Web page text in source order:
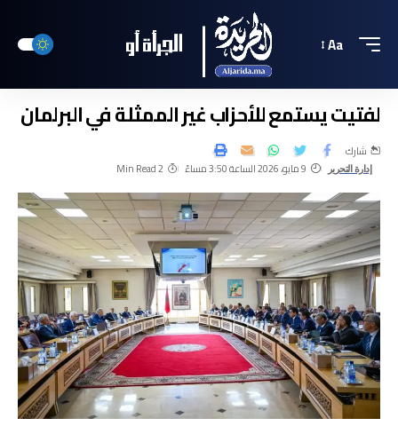
Aa
لفتيت يستمع للأحزاب غير الممثلة في البرلمان
إدارة التحرير 9 مايو، 2026 الساعة 3:50 مساءً 2 Min Read
شارك